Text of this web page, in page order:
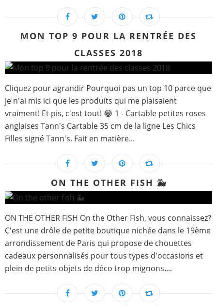
MON TOP 9 POUR LA RENTRÉE DES
CLASSES 2018
Cliquez pour agrandir Pourquoi pas un top 10 parce que
je n'ai mis ici que les produits qui me plaisaient
vraiment! Et pis, c'est tout! 😂 1 - Cartable petites roses
anglaises Tann's Cartable 35 cm de la ligne Les Chics
Filles signé Tann's. Fait en matière...
ON THE OTHER FISH 🐳
ON THE OTHER FISH On the Other Fish, vous connaissez?
C'est une drôle de petite boutique nichée dans le 19ème
arrondissement de Paris qui propose de chouettes
cadeaux personnalisés pour tous types d'occasions et
plein de petits objets de déco trop mignons....